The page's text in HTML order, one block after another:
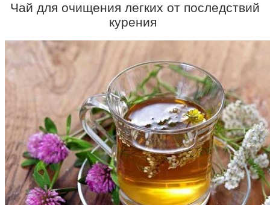
Чай для очищения легких от последствий
курения